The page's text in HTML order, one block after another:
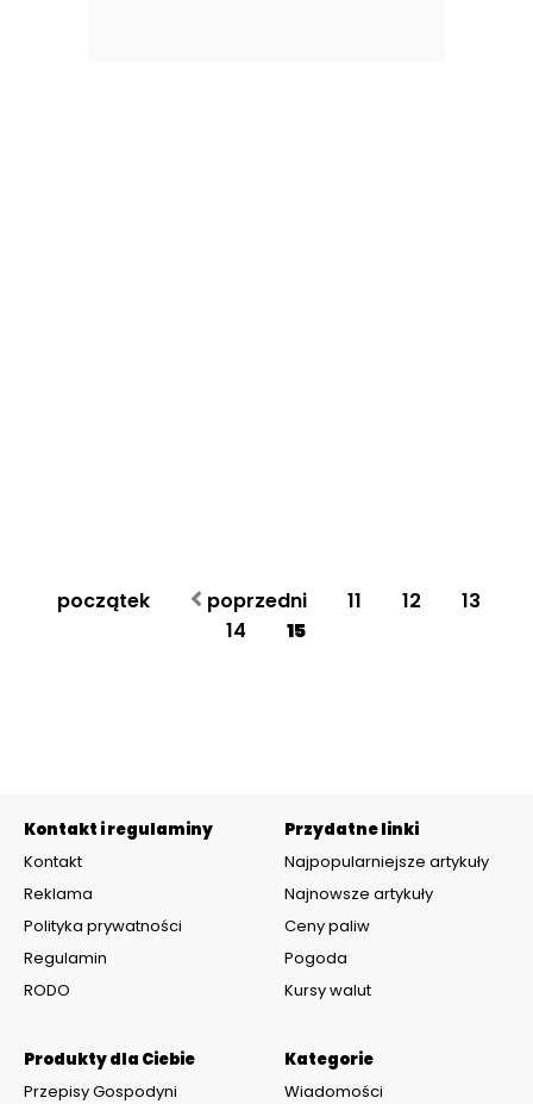
początek poprzedni 11 12
13
14
15
Kontakt i regulaminy
Kontakt
Reklama
Polityka prywatności
Regulamin
RODO
Kategorie
Wiadomości
Produkty dla Ciebie
Przepisy Gospodyni
Przydatne linki
Najpopularniejsze artykuły
Najnowsze artykuły
Ceny paliw
Pogoda
Kursy walut